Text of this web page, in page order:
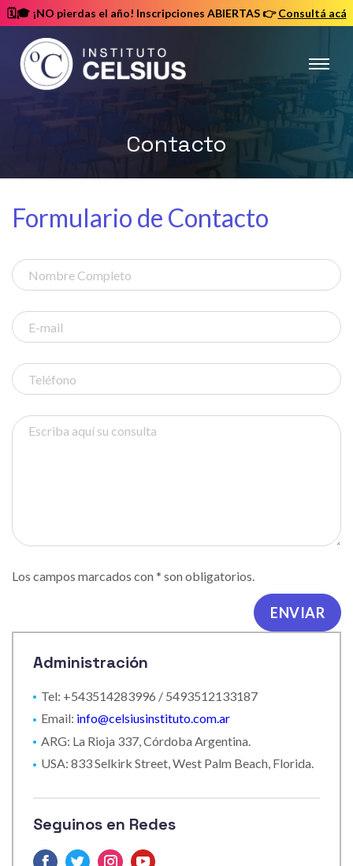
🗓️🎓 ¡NO pierdas el año! Inscripciones ABIERTAS👉 Consultá acá
Instituto
Celsius
Contacto
Formulario de Contacto
Los campos marcados con * son obligatorios.
Administración
Tel: +543514283996 / 5493512133187
Email: info@celsiusinstituto.com.ar
ARG: La Rioja 337, Córdoba Argentina.
USA: 833 Selkirk Street, West Palm Beach, Florida.
Seguinos en Redes